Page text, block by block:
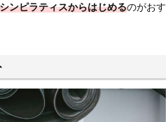
ンピラティスからはじめるのがおす